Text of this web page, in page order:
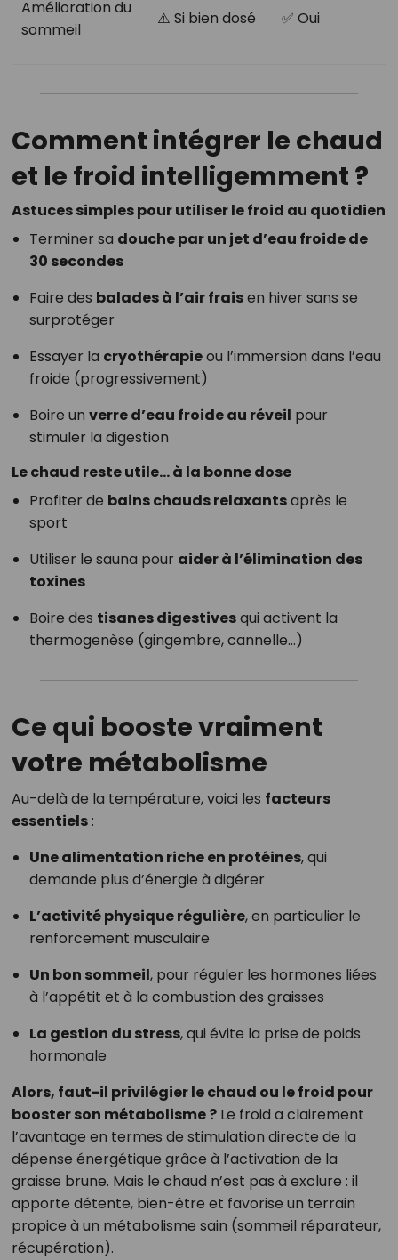
Amélioration du
sommeil
⚠️ Si bien dosé ✅ Oui
Comment intégrer le chaud
et le froid intelligemment ?
Astuces simples pour utiliser le froid au quotidien
Terminer sa douche par un jet d’eau froide de
30 secondes
Faire des balades à l’air fraisen hiver sans se
surprotéger
Essayer la cryothérapieou l’immersion dans l’eau
froide (progressivement)
Boire un verre d’eau froide au réveil pour
stimuler la digestion
Le chaud reste utile… à la bonne dose
Profiter de bains chauds relaxantsaprès le
sport
Utiliser le sauna pour aider à l’élimination des
toxines
Boire des tisanes digestivesqui activent la
thermogenèse (gingembre, cannelle…)
Ce qui booste vraiment
votre métabolisme
Au-delà de la température, voici les facteurs
essentiels:
Une alimentation riche en protéines, qui
demande plus d’énergie à digérer
L’activité physique régulière, en particulier le
renforcement musculaire
Un bon sommeil, pour réguler les hormones liées
à l’appétit et à la combustion des graisses
La gestion du stress, qui évite la prise de poids
hormonale
Alors, faut-il privilégier le chaud ou le froid pour
booster son métabolisme ?Le froid a clairement
l’avantage en termes de stimulation directe de la
dépense énergétique grâce à l’activation de la
graisse brune. Mais le chaud n’est pas à exclure : il
apporte détente, bien-être et favorise un terrain
propice à un métabolisme sain (sommeil réparateur,
récupération).